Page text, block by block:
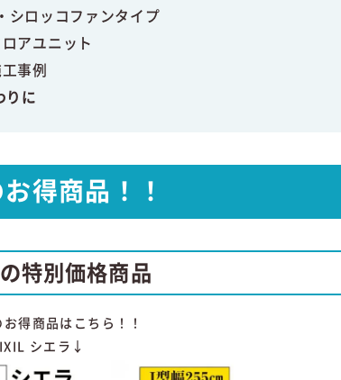
シロッコファンタイプ
ロアユニット
事例
りに
得商品！！
特別価格商品
得商品はこちら！！
シエラ↓